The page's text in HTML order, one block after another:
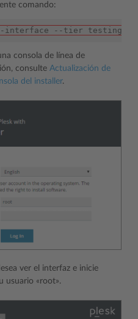
comando:
interface --tier testing
consola de línea de
consulte Actualización de
del installer.
ver el interfaz e inicie
usuario «root».